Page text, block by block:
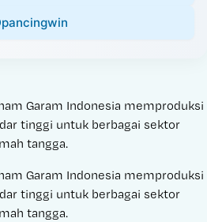
Garam Indonesia memproduksi
tinggi untuk berbagai sektor
tangga.
Garam Indonesia memproduksi
tinggi untuk berbagai sektor
tangga.